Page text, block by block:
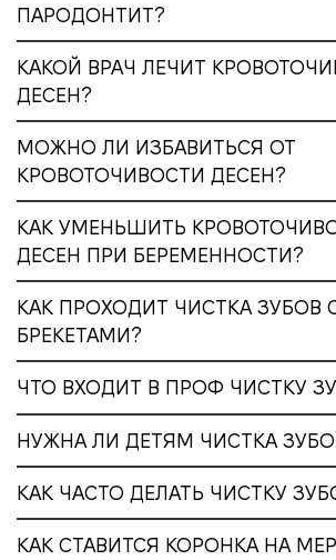
ПАРОДОНТИТ?
КАКОЙ ВРАЧ ЛЕЧИТ
ДЕСЕН?
МОЖНО ЛИ ИЗБАВИТЬСЯ ОТ
КРОВОТОЧИВОСТИ ДЕСЕН?
КАК УМЕНЬШИТЬ
ДЕСЕН ПРИ БЕРЕМЕННОСТИ?
КАК ПРОХОДИТ ЧИСТКА ЗУБОВ
БРЕКЕТАМИ?
ЧТО ВХОДИТ В ПРОФ ЧИСТКУ
НУЖНА ЛИ ДЕТЯМ ЧИСТКА
КАК ЧАСТО ДЕЛАТЬ ЧИСТКУ
КАК СТАВИТСЯ КОРОНКА НА